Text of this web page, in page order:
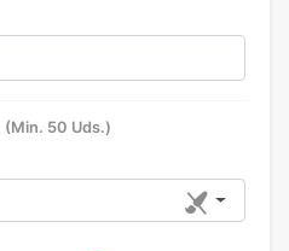
(Min. 50 Uds.)